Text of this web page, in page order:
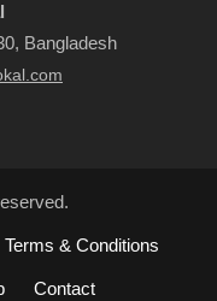
Bangladesh
Terms & Conditions
Contact